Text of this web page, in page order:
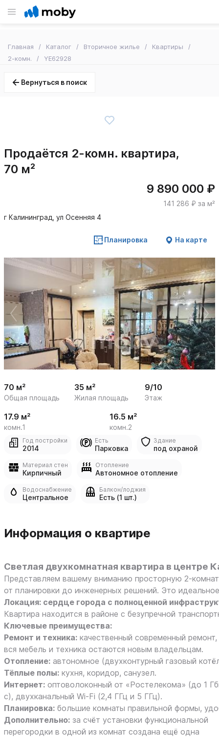
Главная Каталог Вторичное жилье
Квартиры
2-комн.
YE62928
Вернуться в поиск
Продаётся 2-комн. квартира,
70 м²
9 890 000 ₽
141 286 ₽ за м²
г Калининград, ул Осенняя 4
Планировка На карте
1
/
14
70 м²
Общая площадь
35 м²
Жилая площадь
9/10
Этаж
17.9 м²
комн.1
16.5 м²
комн.2
Год постройки
2014
Есть
Парковка
Здание
под охраной
Материал стен
Кирпичный
Отопление
Автономное отопление
Водоснабжение
Центральное
Балкон/лоджия
Есть (1 шт.)
Информация о квартире
Светлая двухкомнатная квартира в центре
Представляем вашему вниманию просторную
от планировки до инженерных решений. Это
Локация: сердце города с полноценной
Квартира находится в районе с безупречной
Ключевые преимущества:
Ремонт и техника: качественный современный ремонт,
вся мебель и техника остаются новым владельцам.
Отопление: автономное (двухконтурный газовый
Тёплые полы: кухня, коридор, санузел.
Интернет: оптоволоконный от «Ростелекома» (до 1
с), двухканальный Wi‑Fi (2,4 ГГц и 5 ГГц).
Планировка: большие комнаты правильной формы,
Дополнительно: за счёт установки функциональной
перегородки в одной из комнат создана ещё одна